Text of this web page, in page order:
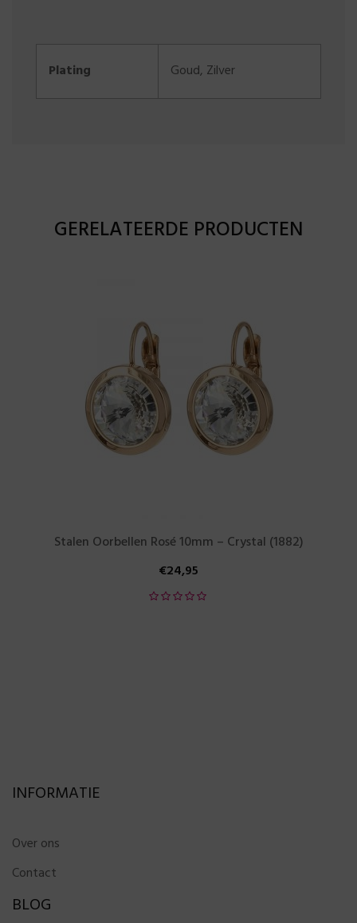
Plating Goud, Zilver
GERELATEERDE PRODUCTEN
Stalen Oorbellen Rosé 10mm – Crystal (1882)
€24,95
INFORMATIE
Over ons
Contact
BLOG